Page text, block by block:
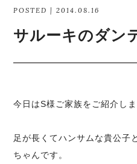
POSTED | 2014.08.16
サルーキのダン
今日はS様ご家族をご紹介しま
足が長くてハンサムな貴公子
ちゃんです。